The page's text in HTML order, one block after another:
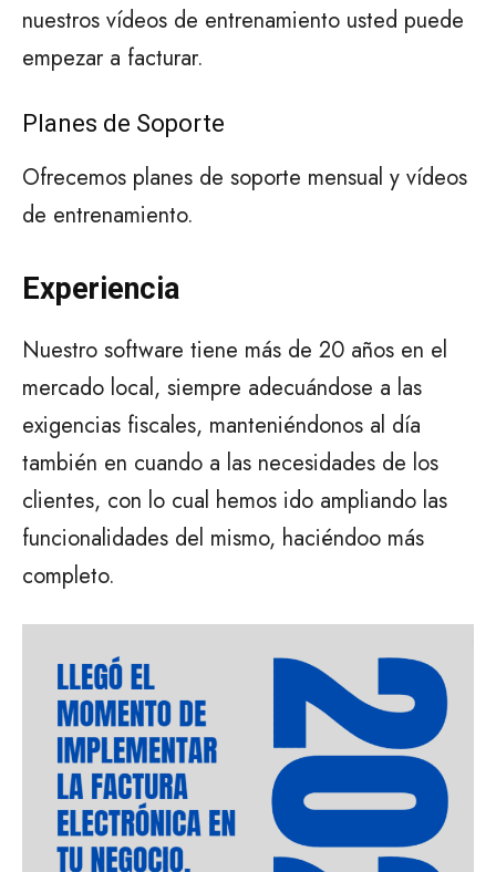
nuestros vídeos de entrenamiento usted puede
empezar a facturar.
Planes de Soporte
Ofrecemos planes de soporte mensual y vídeos
de entrenamiento.
Experiencia
Nuestro software tiene más de 20 años en el
mercado local, siempre adecuándose a las
exigencias fiscales, manteniéndonos al día
también en cuando a las necesidades de los
clientes, con lo cual hemos ido ampliando las
funcionalidades del mismo, haciéndoo más
completo.